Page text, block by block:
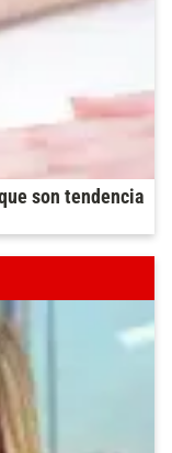
son tendencia